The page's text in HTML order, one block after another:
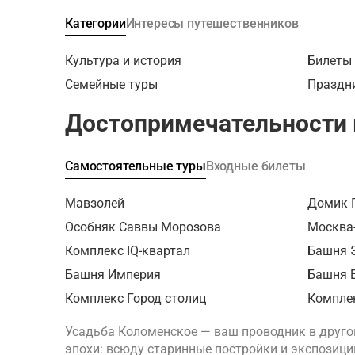
вам
дворец
все эти
Петра I,
ел. В
музее-
весело и
слепки
что
как
музеям
КатегорииИнтересы путешественников
Культура и история Билеты
Семейные туры
Самостоятельные турыВходные билеты
Мавзолей Домик
Особняк Саввы Морозова
Комплекс IQ-квартал
Башня
Башня Империя
Башня
Комплекс Город столиц
Усадьба Коломенское — ваш проводник в
эпохи: всюду старинные постройки и